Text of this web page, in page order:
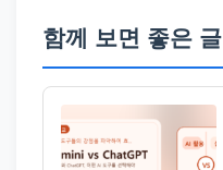
함께 보면 좋은 글